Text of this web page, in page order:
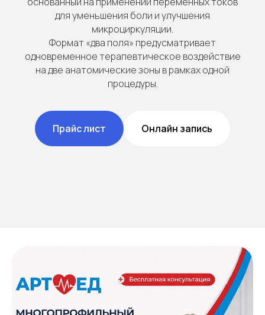
для уменьшения боли и улучшения
микроциркуляции.
Формат «два поля» предусматривает
одновременное терапевтическое воздействие
на две анатомические зоны в рамках одной
процедуры.
Прайс лист Онлайн запись